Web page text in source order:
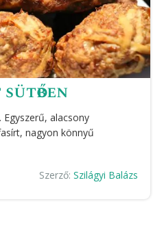
alacsony
nagyon könnyű
Szerző: Szilágyi Balázs